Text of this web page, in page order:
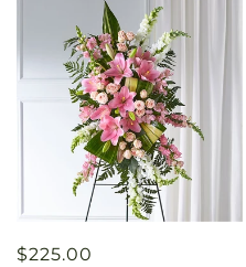
Precio
$225.00